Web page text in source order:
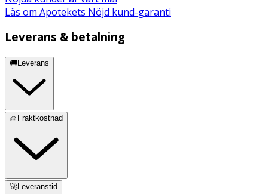
Läs om Apotekets Nöjd kund-garanti
Leverans & betalning
🚚Leverans
🧺Fraktkostnad
🚀Leveranstid